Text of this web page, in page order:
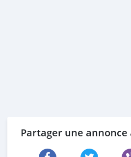
Partager une annonce